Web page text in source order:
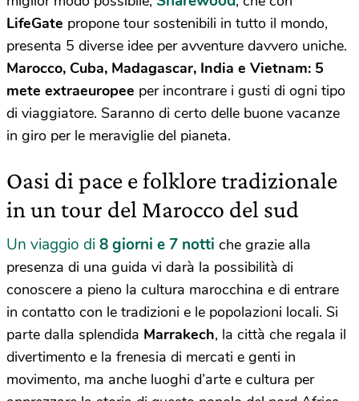
LifeGate propone tour sostenibili in tutto il mondo,
presenta 5 diverse idee per avventure davvero uniche.
Marocco, Cuba, Madagascar, India e Vietnam: 5
mete extraeuropee per incontrare i gusti di ogni tipo
di viaggiatore. Saranno di certo delle buone vacanze
in giro per le meraviglie del pianeta.
Oasi di pace e folklore tradizionale
in un tour del Marocco del sud
Un viaggio di8 giorni e 7 notti che grazie alla
presenza di una guida vi darà la possibilità di
conoscere a pieno la cultura marocchina e di entrare
in contatto con le tradizioni e le popolazioni locali. Si
parte dalla splendida Marrakech, la città che regala il
divertimento e la frenesia di mercati e genti in
movimento, ma anche luoghi d’arte e cultura per